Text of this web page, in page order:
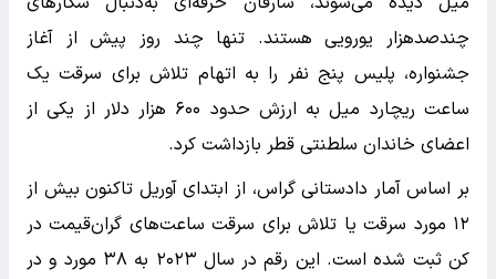
چندصدهزار یورویی هستند. تنها چند روز پیش از آغاز
جشنواره، پلیس پنج نفر را به اتهام تلاش برای سرقت یک
ساعت ریچارد میل به ارزش حدود ۶۰۰ هزار دلار از یکی از
اعضای خاندان سلطنتی قطر بازداشت کرد.
بر اساس آمار دادستانی گراس، از ابتدای آوریل تاکنون بیش از
۱۲ مورد سرقت یا تلاش برای سرقت ساعت‌های گران‌قیمت در
کن ثبت شده است. این رقم در سال ۲۰۲۳ به ۳۸ مورد و در